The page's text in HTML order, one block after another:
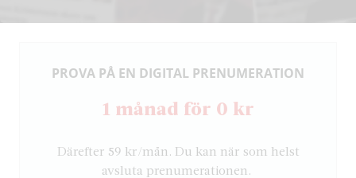
PROVA PÅ EN DIGITAL PRENUMERATION
1 månad för 0 kr
Därefter 59 kr/mån. Du kan när som helst
avsluta prenumerationen.